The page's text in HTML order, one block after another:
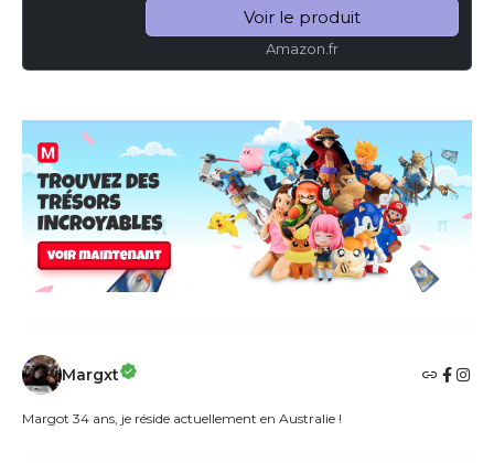
Copains][Version Muette]
Équipement...
Voir le produit
Amazon.fr
Margxt
Margot 34 ans, je réside actuellement en Australie !